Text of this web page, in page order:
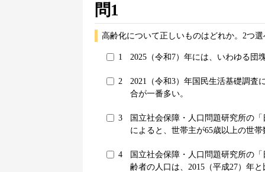
問1
高齢化について正しいものはどれか。2つ選
1 2025（令和7）年には、いわゆる団
2
2021（令和3）年国民生活基礎調査
合が一番多い。
3
国立社会保障・人口問題研究所の
によると、世帯主が65歳以上の世
4
国立社会保障・人口問題研究所の
齢者の人口は、2015（平成27）年